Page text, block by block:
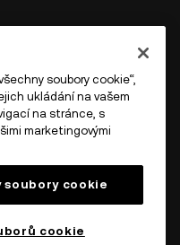
soubory cookie“,
ukládání na vašem
na stránce, s
marketingovými
soubory cookie
cookie